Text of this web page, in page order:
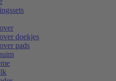
doekjes
pads